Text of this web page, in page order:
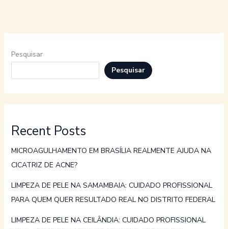
Pesquisar
Pesquisar
Recent Posts
MICROAGULHAMENTO EM BRASÍLIA REALMENTE AJUDA NA
CICATRIZ DE ACNE?
LIMPEZA DE PELE NA SAMAMBAIA: CUIDADO PROFISSIONAL
PARA QUEM QUER RESULTADO REAL NO DISTRITO FEDERAL
LIMPEZA DE PELE NA CEILÂNDIA: CUIDADO PROFISSIONAL